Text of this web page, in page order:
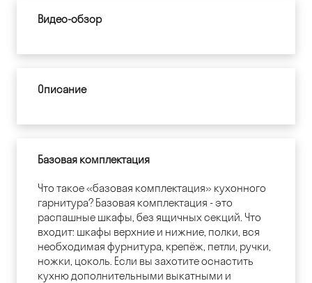
Видео-обзор
Описание
Базовая комплектация
Что такое «базовая комплектация» кухонного
гарнитура? Базовая комплектация - это
распашные шкафы, без ящичных секций. Что
входит: шкафы верхние и нижние, полки, вся
необходимая фурнитура, крепёж, петли, ручки,
ножки, цоколь. Если вы захотите оснастить
кухню дополнительными выкатными и